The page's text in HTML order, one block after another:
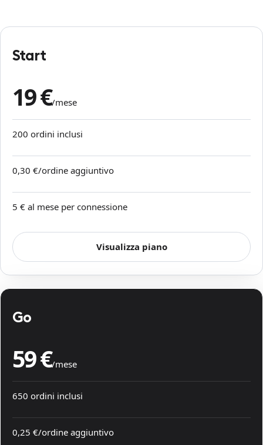
Start
19 €/mese
200 ordini inclusi
0,30 €/ordine aggiuntivo
5 € al mese per connessione
Visualizza piano
Go
59 €/mese
650 ordini inclusi
0,25 €/ordine aggiuntivo